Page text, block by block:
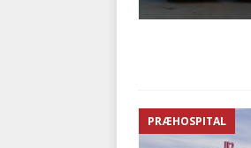
PRÆHOSPITAL